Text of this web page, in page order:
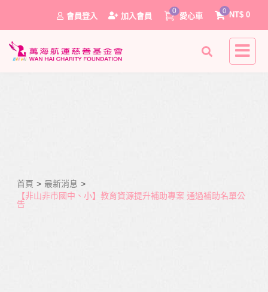
會員登入 加入會員
0
愛心車 NT$ 0
0
首頁 > 最新消息 >
【非山非市國中、小】教育資源提升補助專案 通過補助名單公
告